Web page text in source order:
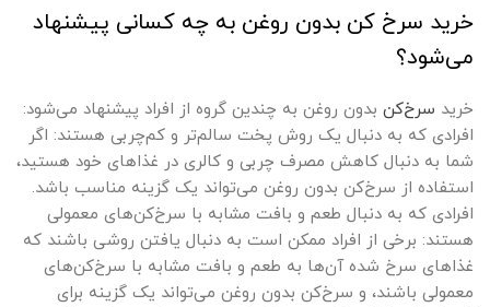
خرید سرخ کن بدون روغن به چه کسانی پیشنهاد
می‌شود؟
خرید سرخ‌کن بدون روغن به چندین گروه از افراد پیشنهاد می‌شود:
افرادی که به دنبال یک روش پخت سالم‌تر و کم‌چربی هستند: اگر
شما به دنبال کاهش مصرف چربی و کالری در غذاهای خود هستید،
استفاده از سرخ‌کن بدون روغن می‌تواند یک گزینه مناسب باشد.
افرادی که به دنبال طعم و بافت مشابه با سرخ‌کن‌های معمولی
هستند: برخی از افراد ممکن است به دنبال یافتن روشی باشند که
غذاهای سرخ شده آن‌ها به طعم و بافت مشابه با سرخ‌کن‌های
معمولی باشند، و سرخ‌کن بدون روغن می‌تواند یک گزینه برای